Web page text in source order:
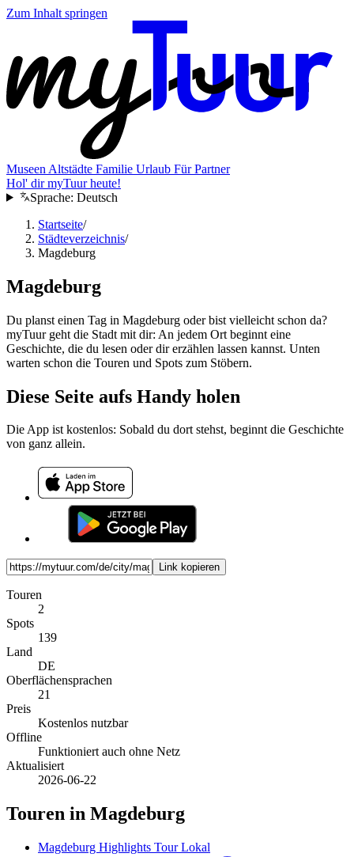
Zum Inhalt springen
Museen Altstädte Familie Urlaub Für Partner
Hol' dir myTuur heute!
Sprache: Deutsch
Startseite/
Städteverzeichnis/
Magdeburg
Magdeburg
Du planst einen Tag in Magdeburg oder bist vielleicht schon da?
myTuur geht die Stadt mit dir: An jedem Ort beginnt eine
Geschichte, die du lesen oder dir erzählen lassen kannst. Unten
warten schon die Touren und Spots zum Stöbern.
Diese Seite aufs Handy holen
Die App ist kostenlos: Sobald du dort stehst, beginnt die Geschichte
von ganz allein.
Link kopieren
Touren
2
Spots
139
Land
DE
Oberflächensprachen
21
Preis
Kostenlos nutzbar
Offline
Funktioniert auch ohne Netz
Aktualisiert
2026-06-22
Touren in Magdeburg
Magdeburg Highlights Tour Lokal